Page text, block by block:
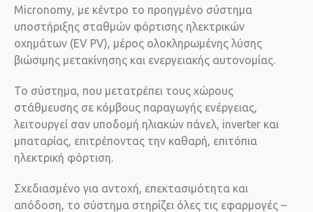
Micronomy, με κέντρο το προηγμένο σύστημα
υποστήριξης σταθμών φόρτισης ηλεκτρικών
οχημάτων (EV PV), μέρος ολοκληρωμένης λύσης
βιώσιμης μετακίνησης και ενεργειακής αυτονομίας.
Το σύστημα, που μετατρέπει τους χώρους
στάθμευσης σε κόμβους παραγωγής ενέργειας,
λειτουργεί σαν υποδομή ηλιακών πάνελ, inverter και
μπαταρίας, επιτρέποντας την καθαρή, επιτόπια
ηλεκτρική φόρτιση.
Σχεδιασμένο για αντοχή, επεκτασιμότητα και
απόδοση, το σύστημα στηρίζει όλες τις εφαρμογές –